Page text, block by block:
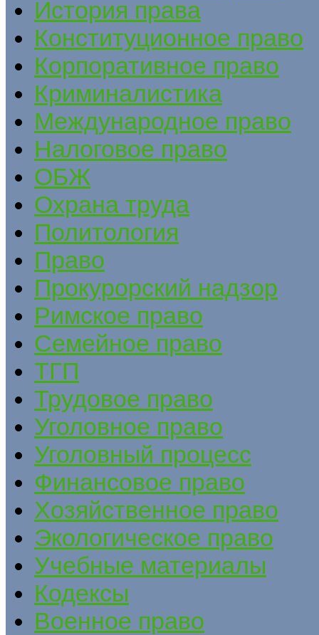
История права
Конституционное право
Корпоративное право
Криминалистика
Международное право
Налоговое право
ОБЖ
Охрана труда
Политология
Право
Прокурорский надзор
Римское право
Семейное право
ТГП
Трудовое право
Уголовное право
Уголовный процесс
Финансовое право
Хозяйственное право
Экологическое право
Учебные материалы
Кодексы
Военное право